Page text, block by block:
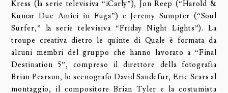
Kress (la serie televisiva “iCarly”), Jon Reep (“Harold &
Kumar Due Amici in Fuga”) e Jeremy Sumpter (“Soul
Surfer,” la serie televisiva “Friday Night Lights”). La
troupe creativa dietro le quinte di Quale è formata da
alcuni membri del gruppo che hanno lavorato a “Final
Destination 5”, compreso il direttore della fotografia
Brian Pearson, lo scenografo David Sandefur, Eric Sears al
montaggio, il compositore Brian Tyler e la costumista